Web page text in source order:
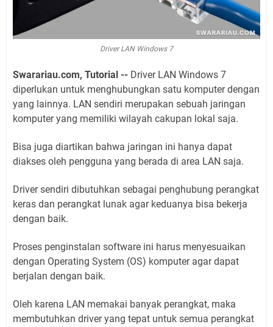
Driver LAN Windows 7
Swarariau.com, Tutorial -- Driver LAN Windows 7
diperlukan untuk menghubungkan satu komputer dengan
yang lainnya. LAN sendiri merupakan sebuah jaringan
komputer yang memiliki wilayah cakupan lokal saja.
Bisa juga diartikan bahwa jaringan ini hanya dapat
diakses oleh pengguna yang berada di area LAN saja.
Driver sendiri dibutuhkan sebagai penghubung perangkat
keras dan perangkat lunak agar keduanya bisa bekerja
dengan baik.
Proses penginstalan software ini harus menyesuaikan
dengan Operating System (OS) komputer agar dapat
berjalan dengan baik.
Oleh karena LAN memakai banyak perangkat, maka
membutuhkan driver yang tepat untuk semua perangkat